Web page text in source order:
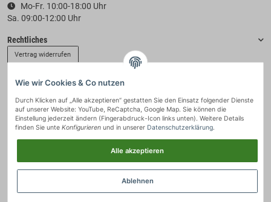
Mo-Fr. 10:00-18:00 Uhr
Sa. 09:00-12:00 Uhr
Rechtliches
Vertrag widerrufen
Zahlung & Versand
Wie wir Cookies & Co nutzen
Durch Klicken auf „Alle akzeptieren“ gestatten Sie den Einsatz folgender Dienste
auf unserer Website: YouTube, ReCaptcha, Google Map. Sie können die
Einstellung jederzeit ändern (Fingerabdruck-Icon links unten). Weitere Details
finden Sie unte Konfigurieren und in unserer Datenschutzerklärung.
Alle akzeptieren
Ablehnen